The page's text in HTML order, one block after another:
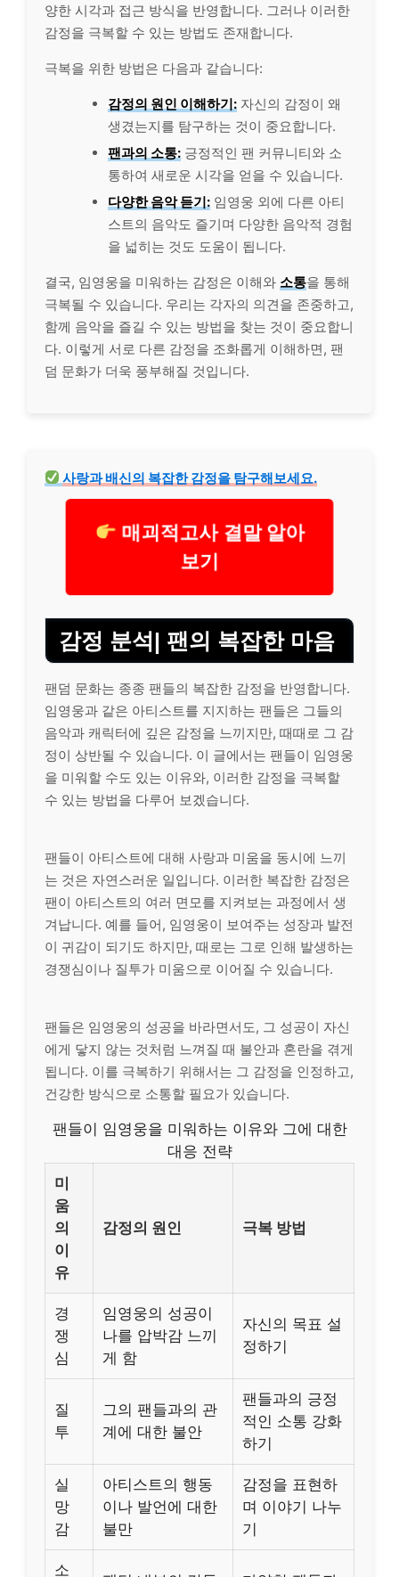
양한 시각과 접근 방식을 반영합니다. 그러나 이러한
감정을 극복할 수 있는 방법도 존재합니다.
극복을 위한 방법은 다음과 같습니다:
감정의 원인 이해하기: 자신의 감정이 왜
생겼는지를 탐구하는 것이 중요합니다.
팬과의 소통: 긍정적인 팬 커뮤니티와 소
통하여 새로운 시각을 얻을 수 있습니다.
다양한 음악 듣기: 임영웅 외에 다른 아티
스트의 음악도 즐기며 다양한 음악적 경험
을 넓히는 것도 도움이 됩니다.
결국, 임영웅을 미워하는 감정은 이해와 소통을 통해
극복될 수 있습니다. 우리는 각자의 의견을 존중하고,
함께 음악을 즐길 수 있는 방법을 찾는 것이 중요합니
다. 이렇게 서로 다른 감정을 조화롭게 이해하면, 팬
덤 문화가 더욱 풍부해질 것입니다.
사랑과 배신의 복잡한 감정을 탐구해보세요.
매괴적고사 결말 알아
보기
감정 분석| 팬의 복잡한 마음
팬덤 문화는 종종 팬들의 복잡한 감정을 반영합니다.
임영웅과 같은 아티스트를 지지하는 팬들은 그들의
음악과 캐릭터에 깊은 감정을 느끼지만, 때때로 그 감
정이 상반될 수 있습니다. 이 글에서는 팬들이 임영웅
을 미워할 수도 있는 이유와, 이러한 감정을 극복할
수 있는 방법을 다루어 보겠습니다.
팬들이 아티스트에 대해 사랑과 미움을 동시에 느끼
는 것은 자연스러운 일입니다. 이러한 복잡한 감정은
팬이 아티스트의 여러 면모를 지켜보는 과정에서 생
겨납니다. 예를 들어, 임영웅이 보여주는 성장과 발전
이 귀감이 되기도 하지만, 때로는 그로 인해 발생하는
경쟁심이나 질투가 미움으로 이어질 수 있습니다.
팬들은 임영웅의 성공을 바라면서도, 그 성공이 자신
에게 닿지 않는 것처럼 느껴질 때 불안과 혼란을 겪게
됩니다. 이를 극복하기 위해서는 그 감정을 인정하고,
건강한 방식으로 소통할 필요가 있습니다.
팬들이 임영웅을 미워하는 이유와 그에 대한
대응 전략
미
움
의
이
유
감정의 원인 극복 방법
경
쟁
심
임영웅의 성공이
나를 압박감 느끼
게 함
자신의 목표 설
정하기
질
투
그의 팬들과의 관
계에 대한 불안
팬들과의 긍정
적인 소통 강화
하기
실
망
감
아티스트의 행동
이나 발언에 대한
불만
감정을 표현하
며 이야기 나누
기
소